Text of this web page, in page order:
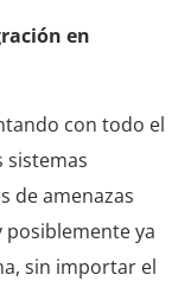
en
con todo el
sistemas
de amenazas
posiblemente ya
sin importar el